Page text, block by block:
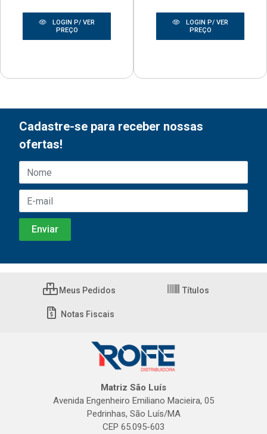
LOGIN P/ VER
PREÇO
LOGIN P/ VER
PREÇO
Cadastre-se para receber nossas
ofertas!
Meus Pedidos Títulos
Notas Fiscais
Matriz São Luís
Avenida Engenheiro Emiliano Macieira, 05
Pedrinhas, São Luís/MA
CEP 65.095-603